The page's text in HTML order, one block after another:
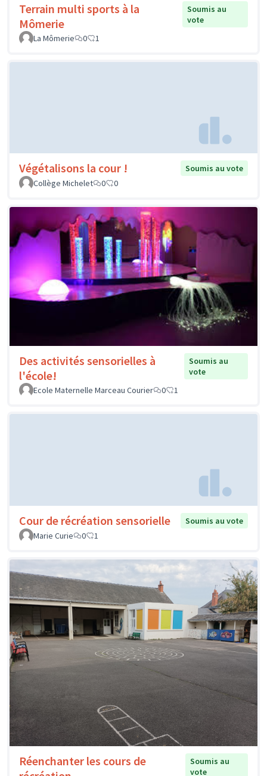
Terrain multi sports à la
Mômerie
Soumis au
vote
La Mômerie
0 1
Végétalisons la cour !
Soumis au vote
Collège Michelet
0 0
Des activités sensorielles à
l'école!
Soumis au
vote
Ecole Maternelle Marceau Courier
0 1
Cour de récréation sensorielle
Soumis au vote
Marie Curie
0 1
Réenchanter les cours de
Soumis au
vote